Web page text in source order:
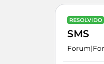
RESOLVIDO
SMS